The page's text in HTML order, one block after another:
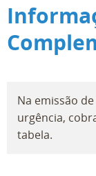
Na emissão
urgência,
tabela.